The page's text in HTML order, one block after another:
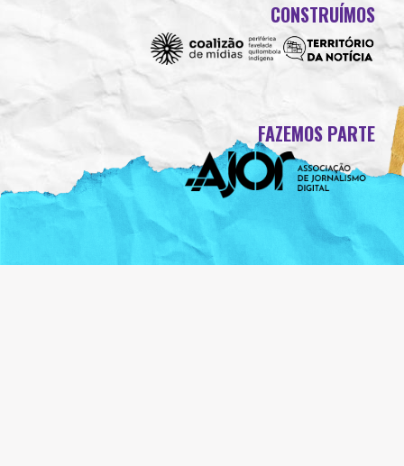
CONSTRUÍMOS
FAZEMOS PARTE